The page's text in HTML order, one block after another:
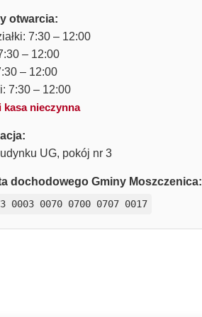
otwarcia:
7:30 – 12:00
– 12:00
– 12:00
7:30 – 12:00
kasa nieczynna
UG, pokój nr 3
dochodowego Gminy Moszczenica:
0003 0070 0700 0707 0017